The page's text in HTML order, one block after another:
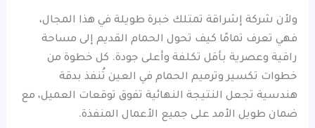
ولأن شركة إشراقة تمتلك خبرة طويلة في هذا المجال،
فهي تعرف تمامًا كيف تحول الحمام القديم إلى مساحة
راقية وعصرية بأقل تكلفة وأعلى جودة. كل خطوة من
خطوات تكسير وترميم الحمام في العين تُنفذ بدقة
هندسية تجعل النتيجة النهائية تفوق توقعات العميل، مع
ضمان طويل الأمد على جميع الأعمال المنفذة.